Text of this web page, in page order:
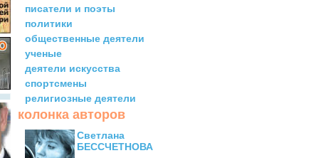
писатели и поэты
политики
общественные деятели
ученые
деятели искусства
спортсмены
религиозные деятели
колонка авторов
Светлана
БЕССЧЕТНОВА